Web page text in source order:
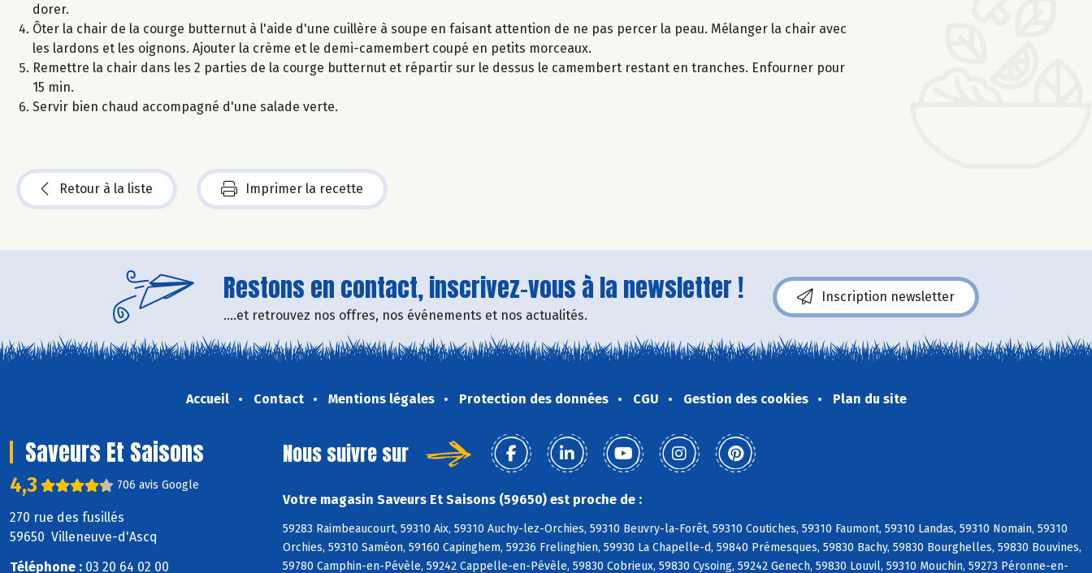
dorer.
Ôter la chair de la courge butternut à l'aide d'une cuillère à soupe en faisant attention de ne pas percer la peau. Mélanger la chair avec
les lardons et les oignons. Ajouter la crème et le demi-camembert coupé en petits morceaux.
Remettre la chair dans les 2 parties de la courge butternut et répartir sur le dessus le camembert restant en tranches. Enfourner pour
15 min.
Servir bien chaud accompagné d'une salade verte.
Retour à la liste Imprimer la recette
Restons en contact, inscrivez-vous à la newsletter !
....et retrouvez nos offres, nos événements et nos actualités.
Inscription newsletter
Accueil Contact Mentions légales Protection des données CGU Gestion des cookies Plan du site
Saveurs Et Saisons
4,3 706 avis Google
270 rue des fusillés
59650 Villeneuve-d'Ascq
Téléphone : 03 20 64 02 00
Nous suivre sur
Votre magasin Saveurs Et Saisons (59650) est proche de :
59283 Raimbeaucourt, 59310 Aix, 59310 Auchy-lez-Orchies, 59310 Beuvry-la-Forêt, 59310 Coutiches, 59310 Faumont, 59310 Landas, 59310 Nomain, 59310
Orchies, 59310 Saméon, 59160 Capinghem, 59236 Frelinghien, 59930 La Chapelle-d, 59840 Prémesques, 59830 Bachy, 59830 Bourghelles, 59830 Bouvines,
59780 Camphin-en-Pévèle, 59242 Cappelle-en-Pévèle, 59830 Cobrieux, 59830 Cysoing, 59242 Genech, 59830 Louvil, 59310 Mouchin, 59273 Péronne-en-